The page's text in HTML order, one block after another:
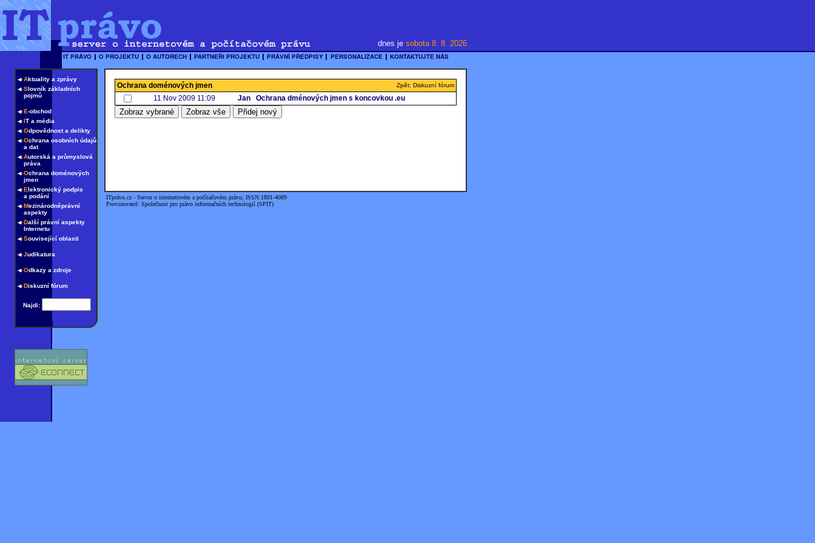
dnes je sobota 8. 8. 2026
Aktuality a zprávy
Slovník základních
pojmů
E-obchod
IT a média
Odpovědnost a delikty
Ochrana osobních údajů
a dat
Autorská a průmyslová
práva
Ochrana doménových
jmen
Elektronický podpis
a podání
Mezinárodněprávní
aspekty
Další právní aspekty
Internetu
Související oblasti
Judikatura
Odkazy a zdroje
Diskuzní fórum
Najdi:
Ochrana doménových jmen Zpět: Diskuzní fórum
11 Nov 2009 11:09 Jan Ochrana dménových jmen s koncovkou .eu
ITprávo.cz - Server o internetovém a počítačovém právu; ISSN:1801-4089
Provozovatel: Společnost pro právo informačních technologií (SPIT)